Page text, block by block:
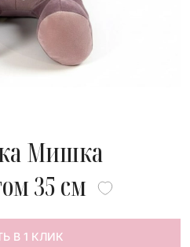
Мишка
35 см
В 1 КЛИК